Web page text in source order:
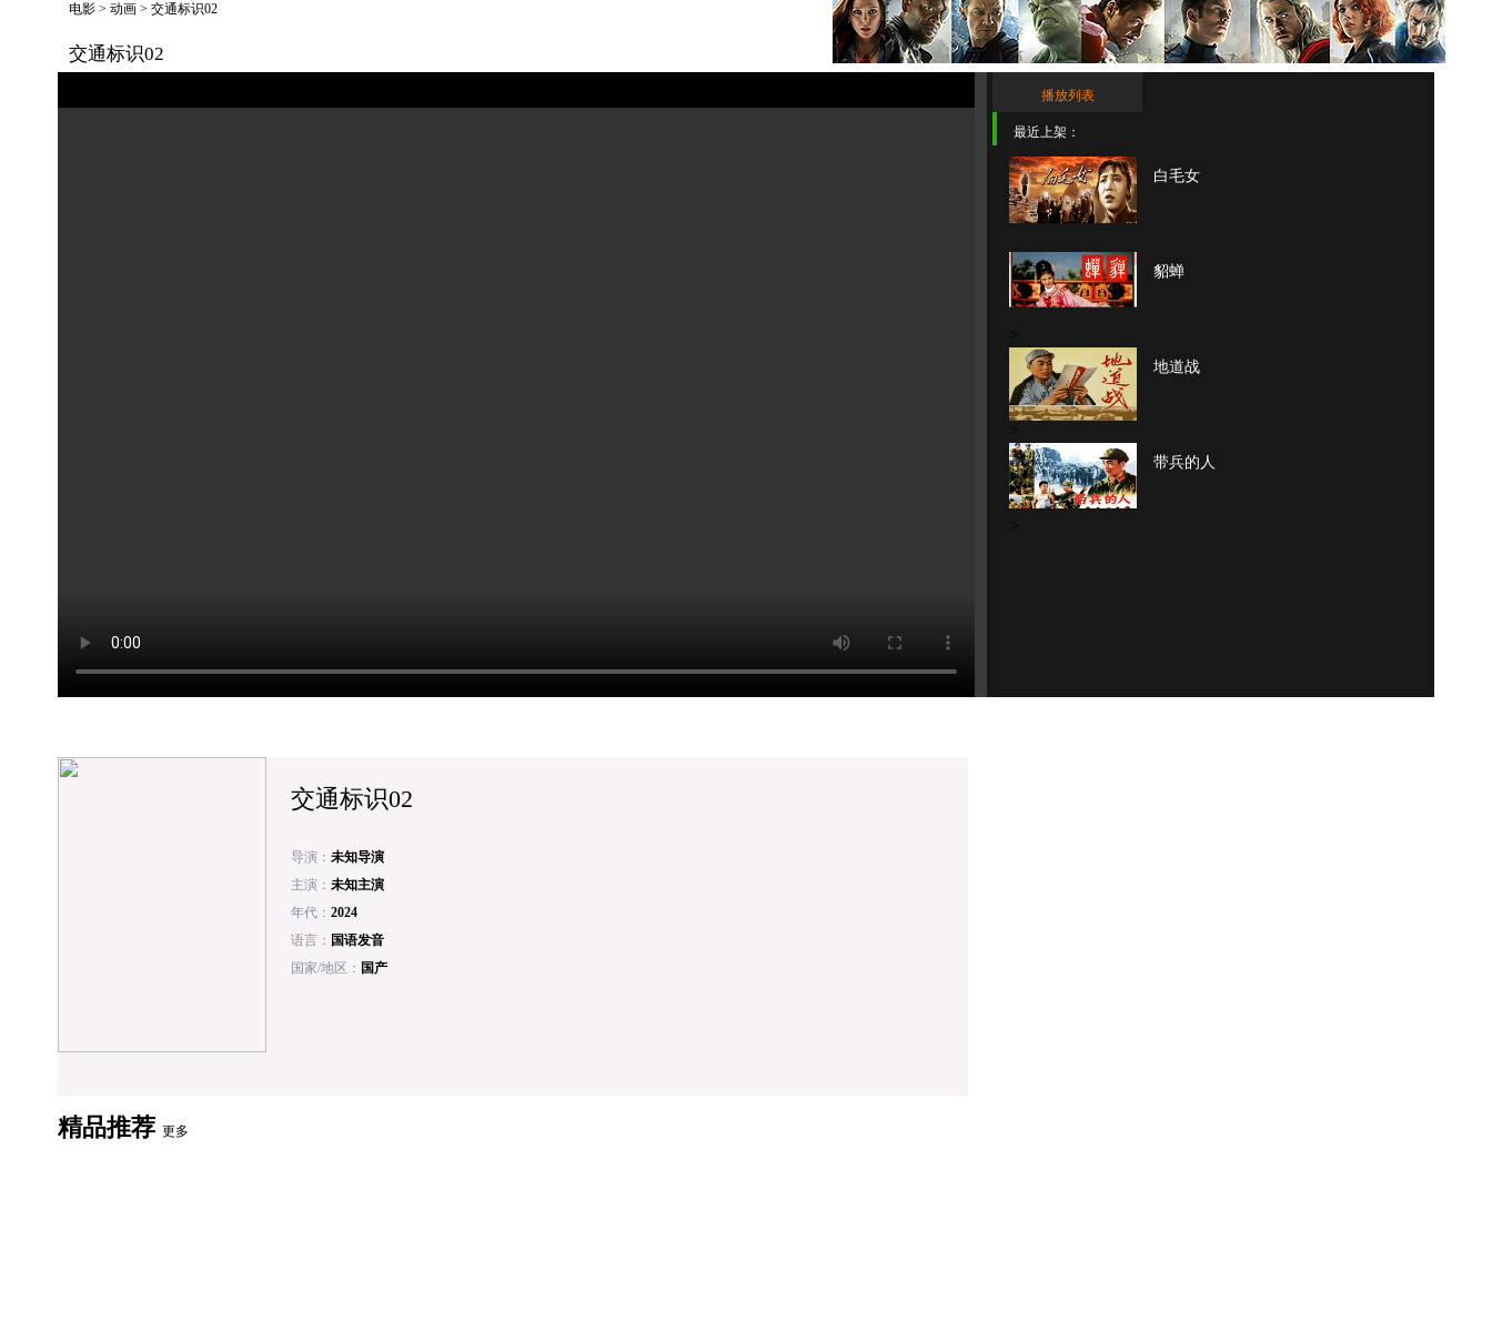
电影 > 动画 > 交通标识02
交通标识02
播放列表
最近上架：
白毛女
貂蝉
地道战
带兵的人
交通标识02
导演： 未知导演
主演： 未知主演
年代： 2024
语言： 国语发音
国家/地区： 国产
精品推荐 更多